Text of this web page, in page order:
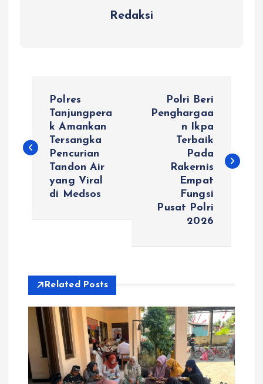
Redaksi
v
o
s
Polres
Tanjungpera
k Amankan
Tersangka
Pencurian
Tandon Air
yang Viral
di Medsos
Polri Beri
Penghargaa
n Ikpa
Terbaik
Pada
Rakernis
Empat
Fungsi
Pusat Polri
2026
Related Posts